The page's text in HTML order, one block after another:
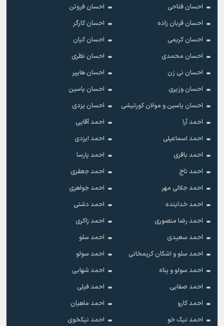
احسان فتاحی
احسان فروتن
احسان قربان زاده
احسان کارگر
احسان کریمی
احسان کیان
احسان محمدی
احسان نظری
احسان نی زن
احسان هایپر
احسان وزیری
احسان یاسین
احسان یاسین و مولان کورتیشی
احسان یزدی
احمد آرا
احمد آقایی
احمد اسماعیلی
احمد ایزدی
احمد باقری
احمد پارسا
احمد تاج
احمد جعفری
احمد جلالی مهر
احمد جواهری
احمد خدابنده
احمد دشتی
احمد رضا منصوری
احمد زاکری
احمد سعیدی
احمد سلو
احمد سلو و اشکان کریمخانی
احمد سولو
احمد سولو و پناه
احمد شهابی
احمد صفایی
احمد فیلی
احمد کارو
احمد ماهیان
احمد نیک خو
احمد نیکخوی